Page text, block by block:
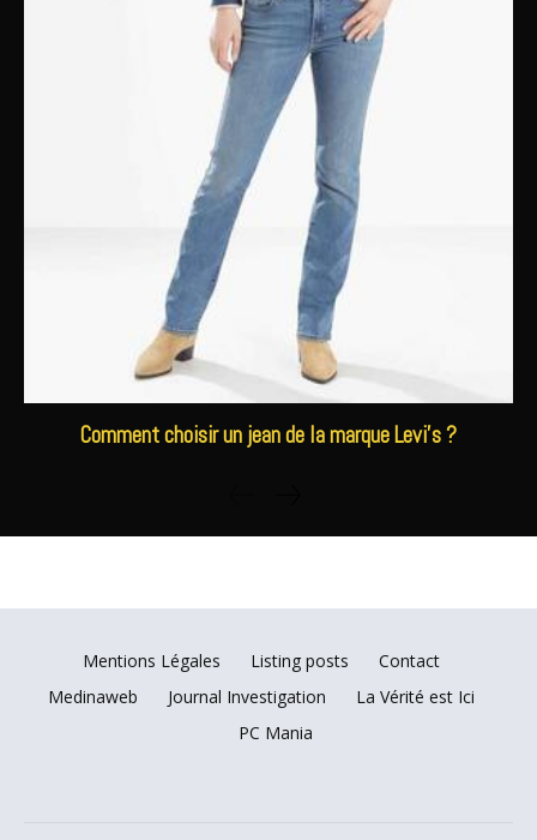
Comment choisir un jean de la marque Levi’s ?
Mentions Légales Listing posts
Contact
Medinaweb
Journal Investigation
La Vérité est Ici
PC Mania